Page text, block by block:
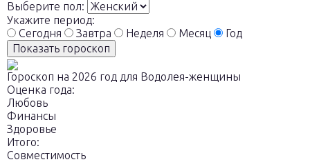
Выберите пол:
Укажите период:
Сегодня
Завтра Неделя Месяц
Год
Показать гороскоп
Гороскоп на 2026 год для Водолея-женщины
Оценка года:
Любовь
Финансы
Здоровье
Итого:
Совместимость